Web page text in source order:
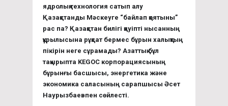
ядролық технология сатып алу
Қазақстанды Мәскеуге “байлап қоятыны”
рас па? Қазақстан билігі қауіпті нысанның
құрылысына рұқсат бермес бұрын халықтың
пікірін неге сұрамады? Азаттық бұл
тақырыпта KEGOC корпорациясының
бұрынғы басшысы, энергетика және
экономика саласының сарапшысы Әсет
Наурызбаевпен сөйлесті.